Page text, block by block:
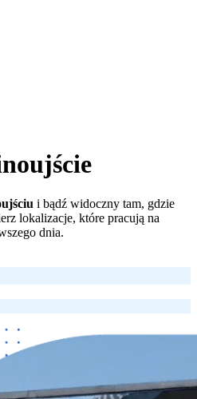
i bądź widoczny tam, gdzie
lokalizacje, które pracują na
dnia.